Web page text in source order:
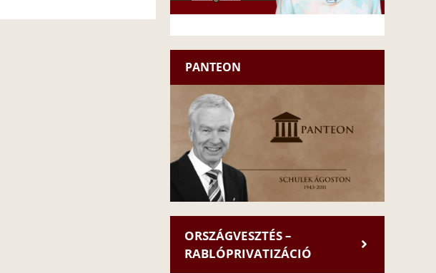
PANTEON
ORSZÁGVESZTÉS –
RABLÓPRIVATIZÁCIÓ